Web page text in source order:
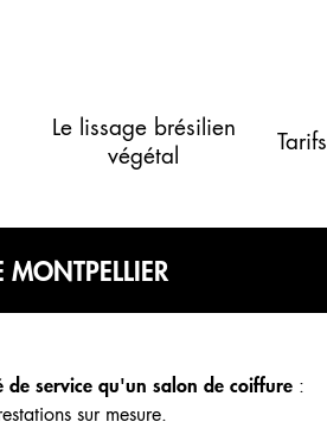
Le lissage brésilien
végétal
Tarifs
de service qu'un salon de coiffure:
sur mesure.